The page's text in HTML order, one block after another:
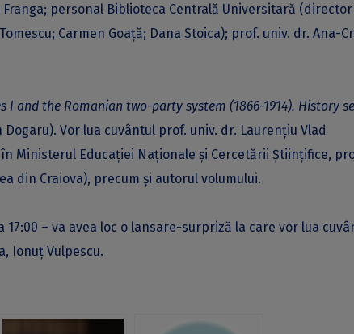
personal Biblioteca Centrală Universitară (director
Carmen Goaţă; Dana Stoica); prof. univ. dr. Ana-
I and the Romanian two-party system (1866-1914). History
Dogaru). Vor lua cuvântul prof. univ. dr. Laurenţiu Vlad
Ministerul Educaţiei Naţionale şi Cercetării Ştiinţifice,
din Craiova), precum şi autorul volumului.
17:00 – va avea loc o lansare-surpriză la care vor lua
Ionuţ Vulpescu.